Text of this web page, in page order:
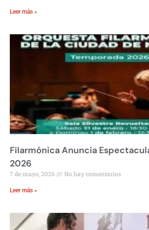
Leer más »
Filarmónica Anuncia
2026
7 de mayo, 2026 No hay comentarios
Leer más »